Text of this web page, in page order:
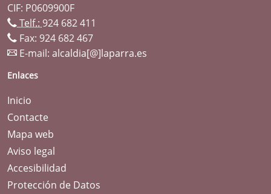
CIF: P0609900F
Telf.: 924 682 411
Fax: 924 682 467
E-mail: alcaldia[@]laparra.es
Enlaces
Inicio
Contacte
Mapa web
Aviso legal
Accesibilidad
Protección de Datos